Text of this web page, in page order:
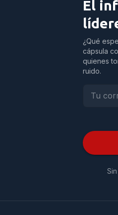
El
¿Qué
cápsula
quienes
ruido.